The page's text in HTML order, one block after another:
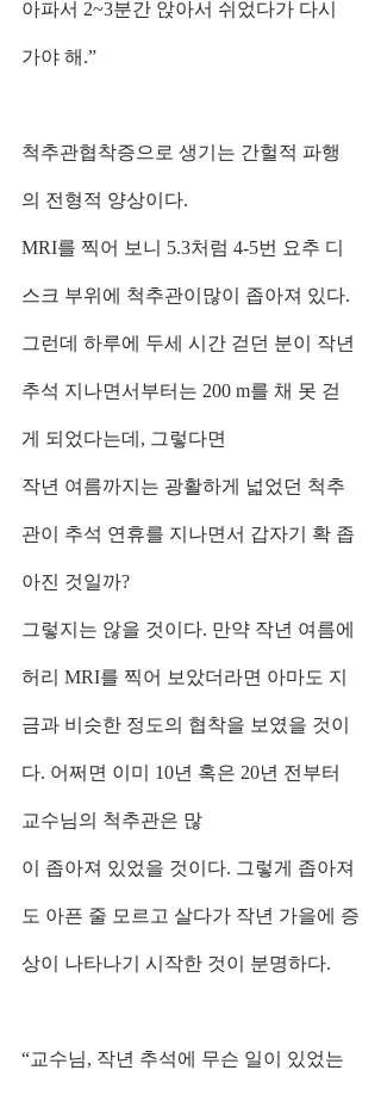
아파서 2~3분간 앉아서 쉬었다가 다시
가야 해.”
척추관협착증으로 생기는 간헐적 파행
의 전형적 양상이다.
MRI를 찍어 보니 5.3처럼 4-5번 요추 디
스크 부위에 척추관이많이 좁아져 있다.
그런데 하루에 두세 시간 걷던 분이 작년
추석 지나면서부터는 200 m를 채 못 걷
게 되었다는데, 그렇다면
작년 여름까지는 광활하게 넓었던 척추
관이 추석 연휴를 지나면서 갑자기 확 좁
아진 것일까?
그렇지는 않을 것이다. 만약 작년 여름에
허리 MRI를 찍어 보았더라면 아마도 지
금과 비슷한 정도의 협착을 보였을 것이
다. 어쩌면 이미 10년 혹은 20년 전부터
교수님의 척추관은 많
이 좁아져 있었을 것이다. 그렇게 좁아져
도 아픈 줄 모르고 살다가 작년 가을에 증
상이 나타나기 시작한 것이 분명하다.
“교수님, 작년 추석에 무슨 일이 있었는